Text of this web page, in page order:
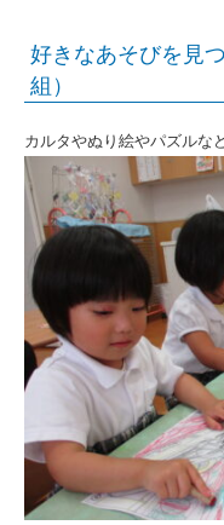
し
ん
で
い
ま
す
（
ま
組
|
社
会
福
好きなあそびを見
組）
カルタやぬり絵やパズルな